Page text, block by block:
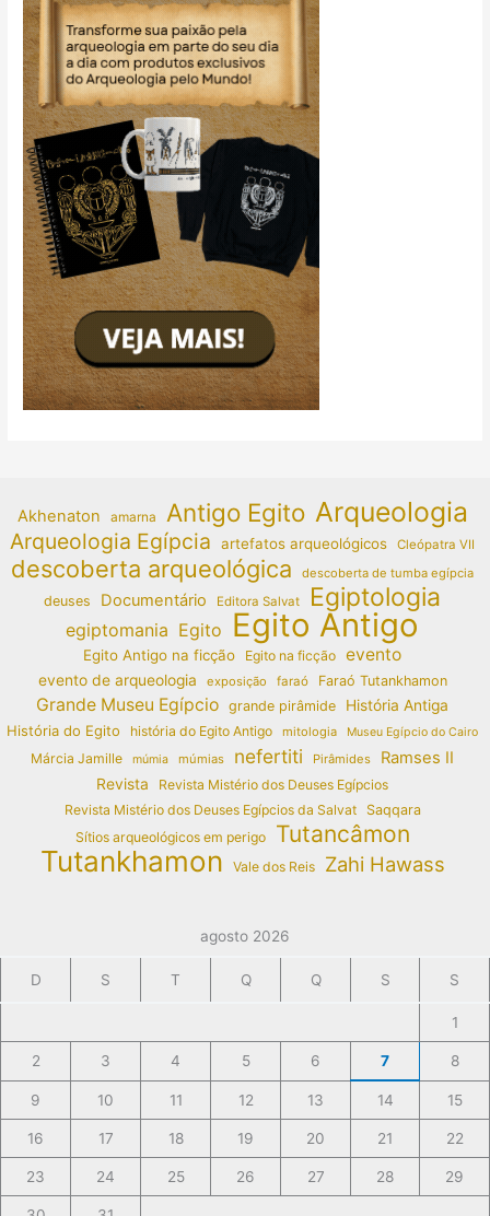
Akhenaton amarna Antigo Egito Arqueologia
Arqueologia Egípcia artefatos arqueológicos Cleópatra VII
descoberta arqueológica descoberta de tumba egípcia
deuses Documentário Editora Salvat Egiptologia
egiptomania Egito Egito Antigo
Egito Antigo na ficção Egito na ficção evento
evento de arqueologia exposição faraó Faraó Tutankhamon
Grande Museu Egípcio grande pirâmide
História Antiga
História do Egito
história do Egito Antigo mitologia Museu Egípcio do Cairo
Márcia Jamille múmia múmias nefertiti Pirâmides Ramses II
Revista
Revista Mistério dos Deuses Egípcios
Revista Mistério dos Deuses Egípcios da Salvat
Saqqara
Sítios arqueológicos em perigo
Tutancâmon
Tutankhamon Vale dos Reis Zahi Hawass
agosto 2026
D S T Q Q S S
1
2 3 4 5 6 7 8
9 10 11 12 13 14 15
16 17 18 19 20 21 22
23 24 25 26 27 28 29